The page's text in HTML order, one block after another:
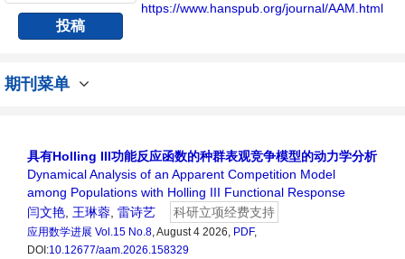
投稿
https://www.hanspub.org/journal/AAM.html
期刊菜单
具有Holling III功能反应函数的种群表观竞争模型的动力学分析
Dynamical Analysis of an Apparent Competition Model
among Populations with Holling III Functional Response
闫文艳 王琳蓉 雷诗艺 科研立项经费支持
应用数学进展 Vol.15 No.8 , August 4 2026, PDF,
DOI:10.12677/aam.2026.158329